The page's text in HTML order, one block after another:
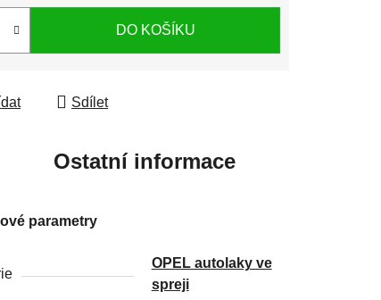
DO KOŠÍKU
Sdílet
Ostatní informace
parametry
OPEL autolaky ve
spreji